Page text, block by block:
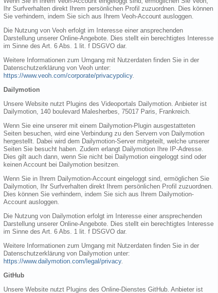
Ihr Surfverhalten direkt Ihrem persönlichen Profil zuzuordnen. Dies können
Sie verhindern, indem Sie sich aus Ihrem Veoh-Account ausloggen.
Die Nutzung von Veoh erfolgt im Interesse einer ansprechenden
Darstellung unserer Online-Angebote. Dies stellt ein berechtigtes Interesse
im Sinne des Art. 6 Abs. 1 lit. f DSGVO dar.
Weitere Informationen zum Umgang mit Nutzerdaten finden Sie in der
Datenschutzerklärung von Veoh unter:
https://www.veoh.com/corporate/privacypolicy.
Dailymotion
Unsere Website nutzt Plugins des Videoportals Dailymotion. Anbieter ist
Dailymotion, 140 boulevard Malesherbes, 75017 Paris, Frankreich.
Wenn Sie eine unserer mit einem Dailymotion-Plugin ausgestatteten
Seiten besuchen, wird eine Verbindung zu den Servern von Dailymotion
hergestellt. Dabei wird dem Dailymotion-Server mitgeteilt, welche unserer
Seiten Sie besucht haben. Zudem erlangt Dailymotion Ihre IP-Adresse.
Dies gilt auch dann, wenn Sie nicht bei Dailymotion eingeloggt sind oder
keinen Account bei Dailymotion besitzen.
Wenn Sie in Ihrem Dailymotion-Account eingeloggt sind, ermöglichen Sie
Dailymotion, Ihr Surfverhalten direkt Ihrem persönlichen Profil zuzuordnen.
Dies können Sie verhindern, indem Sie sich aus Ihrem Dailymotion-
Account ausloggen.
Die Nutzung von Dailymotion erfolgt im Interesse einer ansprechenden
Darstellung unserer Online-Angebote. Dies stellt ein berechtigtes Interesse
im Sinne des Art. 6 Abs. 1 lit. f DSGVO dar.
Weitere Informationen zum Umgang mit Nutzerdaten finden Sie in der
Datenschutzerklärung von Dailymotion unter:
https://www.dailymotion.com/legal/privacy.
GitHub
Unsere Website nutzt Plugins des Online-Dienstes GitHub. Anbieter ist